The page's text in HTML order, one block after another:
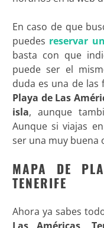
En caso de que
puedes reservar
basta con que
puede ser el
duda es una de las
Playa de Las
isla, aunque
Aunque si viajas
ser una muy buena
MAPA DE
TENERIFE
Ahora ya sabes